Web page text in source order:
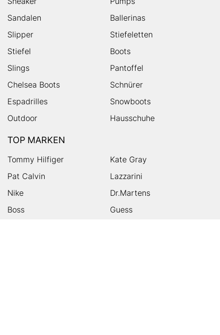
Sandalen
Ballerinas
Slipper
Stiefeletten
Stiefel
Boots
Slings
Pantoffel
Chelsea Boots
Schnürer
Espadrilles
Snowboots
Outdoor
Hausschuhe
TOP MARKEN
Tommy Hilfiger
Kate Gray
Pat Calvin
Lazzarini
Nike
Dr.Martens
Boss
Guess